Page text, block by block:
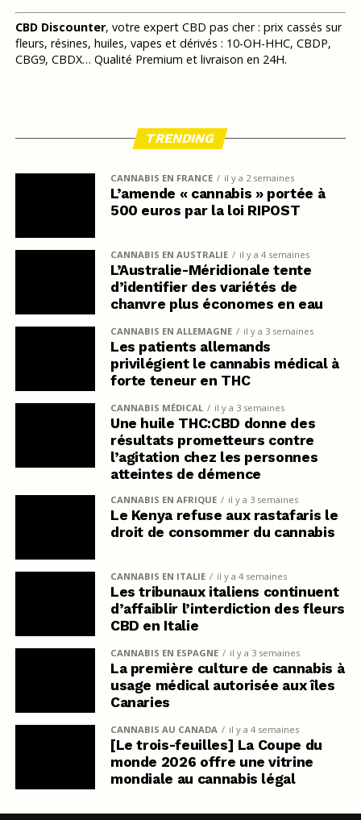
CBD Discounter, votre expert CBD pas cher : prix cassés sur
fleurs, résines, huiles, vapes et dérivés : 10-OH-HHC, CBDP,
CBG9, CBDX… Qualité Premium et livraison en 24H.
TRENDING
CANNABIS EN FRANCE il y a 2 semaines
L’amende « cannabis » portée à
500 euros par la loi RIPOST
CANNABIS EN AUSTRALIE il y a 4 semaines
L’Australie-Méridionale tente
d’identifier des variétés de
chanvre plus économes en eau
CANNABIS EN ALLEMAGNE il y a 3 semaines
Les patients allemands
privilégient le cannabis médical à
forte teneur en THC
CANNABIS MÉDICAL il y a 3 semaines
Une huile THC:CBD donne des
résultats prometteurs contre
l’agitation chez les personnes
atteintes de démence
CANNABIS EN AFRIQUE il y a 3 semaines
Le Kenya refuse aux rastafaris le
droit de consommer du cannabis
CANNABIS EN ITALIE il y a 4 semaines
Les tribunaux italiens continuent
d’affaiblir l’interdiction des fleurs
CBD en Italie
CANNABIS EN ESPAGNE il y a 3 semaines
La première culture de cannabis à
usage médical autorisée aux îles
Canaries
CANNABIS AU CANADA il y a 4 semaines
[Le trois-feuilles] La Coupe du
monde 2026 offre une vitrine
mondiale au cannabis légal